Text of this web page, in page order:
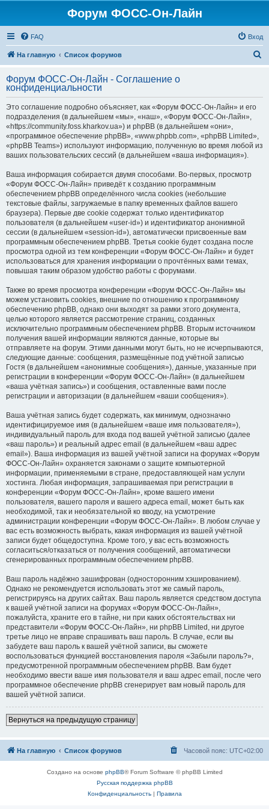
Форум ФОСС-Он-Лайн
FAQ Вход
На главную Список форумов
с
Форум ФОСС-Он-Лайн - Соглашение о
конфиденциальности
Это соглашение подробно объясняет, как «Форум ФОСС-Он-Лайн» и его
подразделения (в дальнейшем «мы», «наш», «Форум ФОСС-Он-Лайн»,
«https://community.foss.kharkov.ua») и phpBB (в дальнейшем «они»,
«программное обеспечение phpBB», «www.phpbb.com», «phpBB Limited»,
«phpBB Teams») используют информацию, полученную во время любой из
ваших пользовательских сессий (в дальнейшем «ваша информация»).
Ваша информация собирается двумя способами. Во-первых, просмотр
«Форум ФОСС-Он-Лайн» приведёт к созданию программным
обеспечением phpBB определённого числа cookies (небольшие
текстовые файлы, загружаемые в папку временных файлов вашего
браузера). Первые две cookie содержат только идентификатор
пользователя (в дальнейшем «user-id») и идентификатор анонимной
сессии (в дальнейшем «session-id»), автоматически присвоенные вам
программным обеспечением phpBB. Третья cookie будет создана после
просмотра одной из тем конференции «Форум ФОСС-Он-Лайн» и будет
использоваться для хранения информации о прочтённых вами темах,
повышая таким образом удобство работы с форумами.
Также во время просмотра конференции «Форум ФОСС-Он-Лайн» мы
можем установить cookies, внешние по отношению к программному
обеспечению phpBB, однако они выходят за рамки этого документа,
целью которого является рассмотрение страниц, созданных
исключительно программным обеспечением phpBB. Вторым источником
получения вашей информации являются данные, которые вы
отправляете на форум. Этими данными могут быть, но не исчерпываются,
следующие данные: сообщения, размещённые под учётной записью
Гостя (в дальнейшем «анонимные сообщения»), данные, указанные при
регистрации в конференции «Форум ФОСС-Он-Лайн» (в дальнейшем
«ваша учётная запись») и сообщения, оставленные вами после
регистрации и авторизации (в дальнейшем «ваши сообщения»).
Ваша учётная запись будет содержать, как минимум, однозначно
идентифицируемое имя (в дальнейшем «ваше имя пользователя»),
индивидуальный пароль для входа под вашей учётной записью (далее
«ваш пароль») и реальный адрес email (в дальнейшем «ваш адрес
email»). Ваша информация из вашей учётной записи на форумах «Форум
ФОСС-Он-Лайн» охраняется законами о защите компьютерной
информации, применяемыми в стране, предоставляющей нам услуги
хостинга. Любая информация, запрашиваемая при регистрации в
конференции «Форум ФОСС-Он-Лайн», кроме вашего имени
пользователя, вашего пароля и вашего адреса email, может быть как
необходимой, так и необязательной ко вводу, на усмотрение
администрации конференции «Форум ФОСС-Он-Лайн». В любом случае у
вас есть возможность выбрать, какая информация из вашей учётной
записи будет общедоступна. Кроме того, у вас есть возможность
согласиться/отказаться от получения сообщений, автоматически
сгенерированных программным обеспечением phpBB.
Ваш пароль надёжно зашифрован (односторонним хэшированием).
Однако не рекомендуется использовать этот же самый пароль,
регистрируясь на других сайтах. Ваш пароль является средством доступа
к вашей учётной записи на форумах «Форум ФОСС-Он-Лайн»,
пожалуйста, храните его в тайне, ни при каких обстоятельствах ни
представители «Форум ФОСС-Он-Лайн», ни phpBB Limited, ни другое
третье лицо не вправе спрашивать ваш пароль. В случае, если вы
забудете ваш пароль к вашей учётной записи, вы сможете
воспользоваться функцией восстановления пароля «Забыли пароль?»,
предусмотренной программным обеспечением phpBB. Вам будет
необходимо ввести ваше имя пользователя и ваш адрес email, после чего
программное обеспечение phpBB сгенерирует вам новый пароль для
вашей учётной записи.
Вернуться на предыдущую страницу
На главную Список форумов Часовой пояс: UTC+02:00
Создано на основе phpBB® Forum Software © phpBB Limited
Русская поддержка phpBB
Конфиденциальность| Правила